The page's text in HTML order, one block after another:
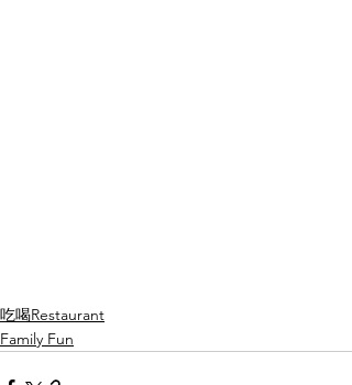
吃喝Restaurant
Family Fun